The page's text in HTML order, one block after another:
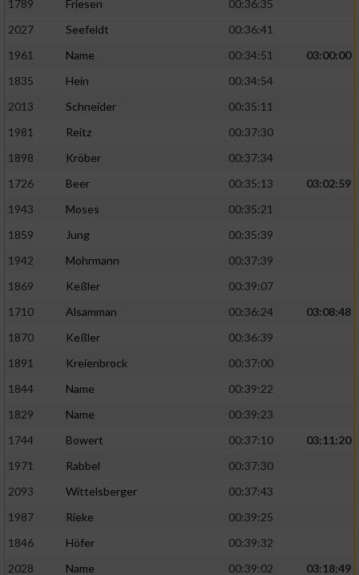
1789 Friesen
00:36:35
2027
Seefeldt
00:36:41
1961
Name 00:34:51
03:00:00
1835
Hein
00:34:54
2013
Schneider
00:35:11
1981
Reitz
00:37:30
1898
Kröber
00:37:34
1726
Beer 00:35:13
03:02:59
1943
Moses
00:35:21
1859
Jung
00:35:39
1942
Mohrmann
00:37:39
1869
Keßler
00:39:07
1710
Alsamman 00:36:24
03:08:48
1870
Keßler
00:36:39
1891
Kreienbrock
00:37:00
1844
Name
00:39:22
1829
Name
00:39:23
1744
Bowert 00:37:10
03:11:20
1971
Rabbel
00:37:30
2093
Wittelsberger
00:37:43
1987
Rieke
00:39:25
1846
Höfer
00:39:32
2028
Name 00:39:02
03:18:49